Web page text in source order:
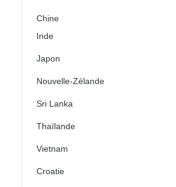
Chine
Inde
Japon
Nouvelle-Zélande
Sri Lanka
Thaïlande
Vietnam
Croatie